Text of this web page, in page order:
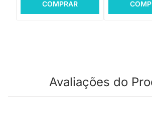
COMPRAR
Avaliações do